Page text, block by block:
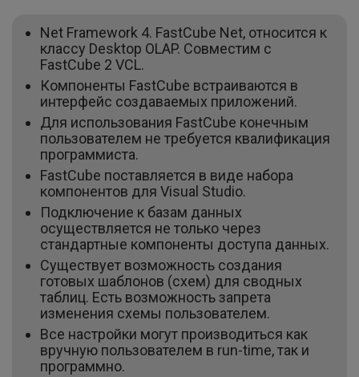
Net Framework 4. FastCube Net, относится к
классу Desktop OLAP. Совместим с
FastCube 2 VCL.
Компоненты FastCube встраиваются в
интерфейс создаваемых приложений.
Для использования FastCube конечным
пользователем не требуется квалификация
программиста.
FastCube поставляется в виде набора
компонентов для Visual Studio.
Подключение к базам данных
осуществляется не только через
стандартные компоненты доступа данных.
Существует возможность создания
готовых шаблонов (схем) для сводных
таблиц. Есть возможность запрета
изменения схемы пользователем.
Все настройки могут производиться как
вручную пользователем в run-time, так и
программно.